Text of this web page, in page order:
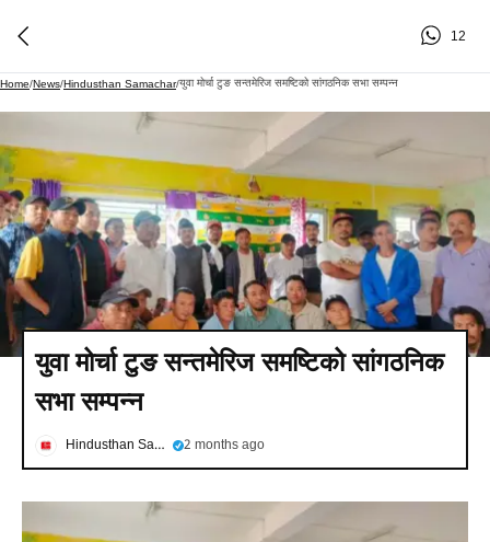
12
Home/News/Hindusthan Samachar/युवा मोर्चा टुङ सन्तमेरिज समष्टिको सांगठनिक सभा सम्पन्न
युवा मोर्चा टुङ सन्तमेरिज समष्टिको सांगठनिक
सभा सम्पन्न
Hindusthan Samachar 2 months ago